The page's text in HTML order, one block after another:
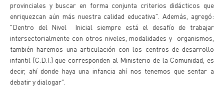
provinciales y buscar en forma conjunta criterios didácticos que
enriquezcan aún más nuestra calidad educativa". Además, agregó:
"Dentro del Nivel Inicial siempre está el desafío de trabajar
intersectorialmente con otros niveles, modalidades y organismos,
también haremos una articulación con los centros de desarrollo
infantil (C.D.I.) que corresponden al Ministerio de la Comunidad, es
decir, ahí donde haya una infancia ahí nos tenemos que sentar a
debatir y dialogar".